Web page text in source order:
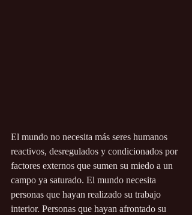
El mundo no necesita más seres humanos
reactivos, desregulados y condicionados por
factores externos que sumen su miedo a un
campo ya saturado. El mundo necesita
personas que hayan realizado su trabajo
interior. Personas que hayan afrontado su